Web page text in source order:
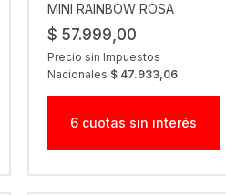
MINI RAINBOW ROSA
$ 57.999,00
Precio sin Impuestos
Nacionales $ 47.933,06
6 cuotas sin interés